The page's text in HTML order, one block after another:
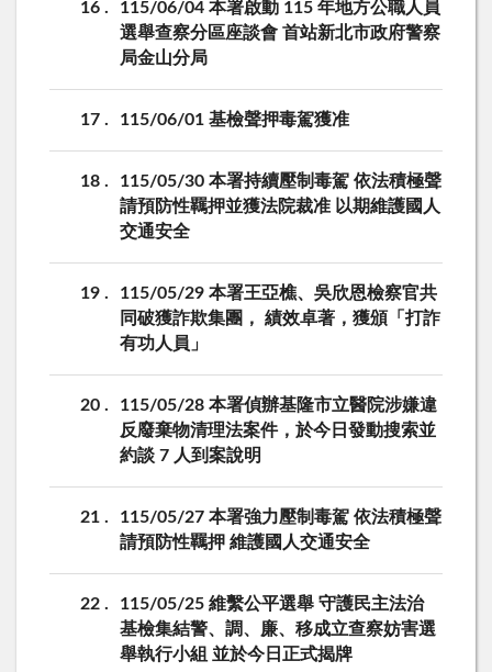
16
115/06/04 本署啟動 115 年地方公職人員
選舉查察分區座談會 首站新北市政府警察
局金山分局
17 115/06/01 基檢聲押毒駕獲准
18
115/05/30 本署持續壓制毒駕 依法積極聲
請預防性羈押並獲法院裁准 以期維護國人
交通安全
19
115/05/29 本署王亞樵、吳欣恩檢察官共
同破獲詐欺集團， 績效卓著，獲頒「打詐
有功人員」
20
115/05/28 本署偵辦基隆市立醫院涉嫌違
反廢棄物清理法案件，於今日發動搜索並
約談 7 人到案說明
21
115/05/27 本署強力壓制毒駕 依法積極聲
請預防性羈押 維護國人交通安全
22
115/05/25 維繫公平選舉 守護民主法治
基檢集結警、調、廉、移成立查察妨害選
舉執行小組 並於今日正式揭牌